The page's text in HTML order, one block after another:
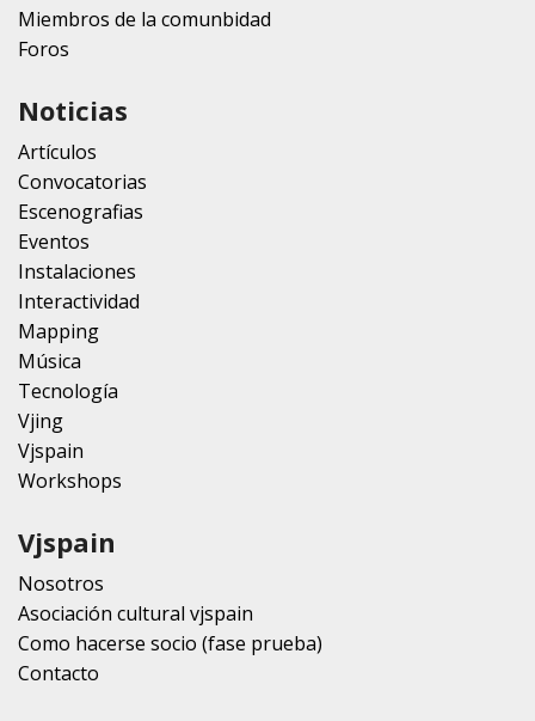
Miembros de la comunbidad
Foros
Noticias
Artículos
Convocatorias
Escenografias
Eventos
Instalaciones
Interactividad
Mapping
Música
Tecnología
Vjing
Vjspain
Workshops
Vjspain
Nosotros
Asociación cultural vjspain
Como hacerse socio (fase prueba)
Contacto